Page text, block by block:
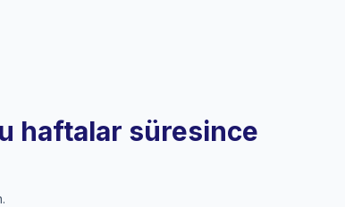
haftalar süresince